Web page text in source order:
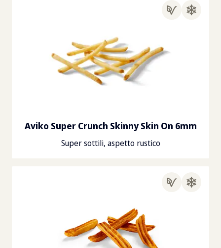
Aviko Super Crunch Skinny Skin On 6mm
Super sottili, aspetto rustico